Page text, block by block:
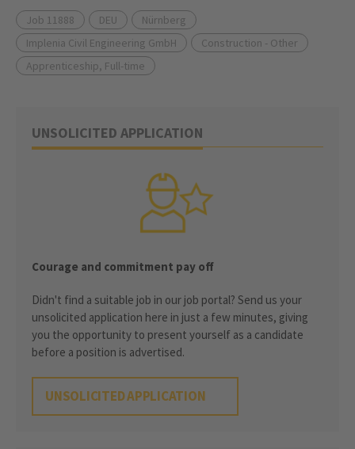
Job 11888 DEU
Nürnberg
Implenia Civil Engineering GmbH
Construction - Other
Apprenticeship, Full-time
UNSOLICITED APPLICATION
Courage and commitment pay off
Didn't find a suitable job in our job portal? Send us your
unsolicited application here in just a few minutes, giving
you the opportunity to present yourself as a candidate
before a position is advertised.
UNSOLICITED APPLICATION